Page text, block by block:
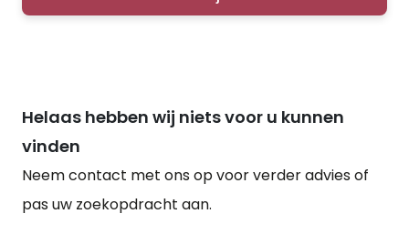
Helaas hebben wij niets voor u kunnen
vinden
Neem contact met ons op voor verder advies of
pas uw zoekopdracht aan.